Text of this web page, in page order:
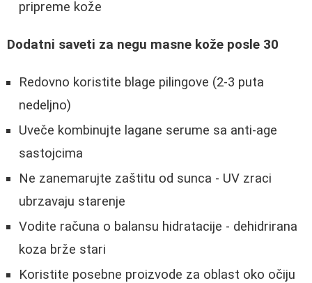
pripreme kože
Dodatni saveti za negu masne kože posle 30
Redovno koristite blage pilingove (2-3 puta
nedeljno)
Uveče kombinujte lagane serume sa anti-age
sastojcima
Ne zanemarujte zaštitu od sunca - UV zraci
ubrzavaju starenje
Vodite računa o balansu hidratacije - dehidrirana
koza brže stari
Koristite posebne proizvode za oblast oko očiju